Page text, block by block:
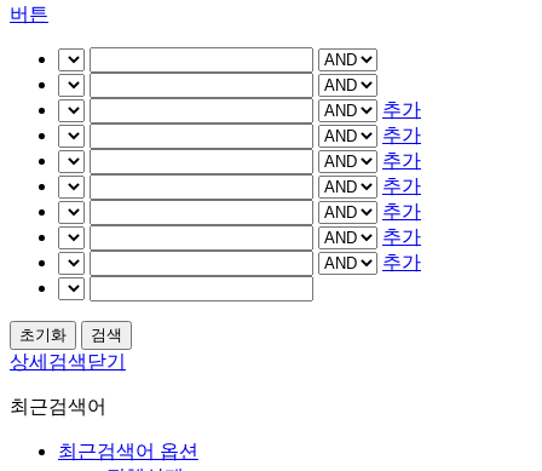
버튼
추가
추가
추가
추가
추가
추가
추가
상세검색닫기
최근검색어
최근검색어 옵션